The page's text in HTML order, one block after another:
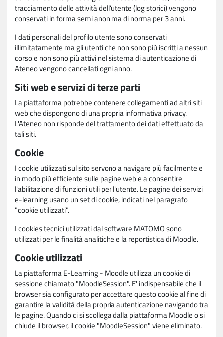
tracciamento delle attività dell'utente (log storici) vengono
conservati in forma semi anonima di norma per 3 anni.
I dati personali del profilo utente sono conservati
illimitatamente ma gli utenti che non sono più iscritti a nessun
corso e non sono più attivi nel sistema di autenticazione di
Ateneo vengono cancellati ogni anno.
Siti web e servizi di terze parti
La piattaforma potrebbe contenere collegamenti ad altri siti
web che dispongono di una propria informativa privacy.
L'Ateneo non risponde del trattamento dei dati effettuato da
tali siti.
Cookie
I cookie utilizzati sul sito servono a navigare più facilmente e
in modo più efficiente sulle pagine web e a consentire
l'abilitazione di funzioni utili per l'utente. Le pagine dei servizi
e-learning usano un set di cookie, indicati nel paragrafo
"cookie utilizzati".
I cookies tecnici utilizzati dal software MATOMO sono
utilizzati per le finalità analitiche e la reportistica di Moodle.
Cookie utilizzati
La piattaforma E-Learning - Moodle utilizza un cookie di
sessione chiamato "MoodleSession". E' indispensabile che il
browser sia configurato per accettare questo cookie al fine di
garantire la validità della propria autenticazione navigando tra
le pagine. Quando ci si scollega dalla piattaforma Moodle o si
chiude il browser, il cookie "MoodleSession" viene eliminato.